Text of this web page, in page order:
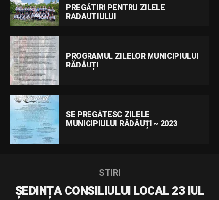
PREGĂTIRI PENTRU ZILELE
RADAUTIULUI
PROGRAMUL ZILELOR MUNICIPIULUI
RĂDĂUȚI
SE PREGĂTESC ZILELE
MUNICIPIULUI RĂDĂUȚI ~ 2023
STIRI
ȘEDINȚA CONSILIULUI LOCAL 23 IUL